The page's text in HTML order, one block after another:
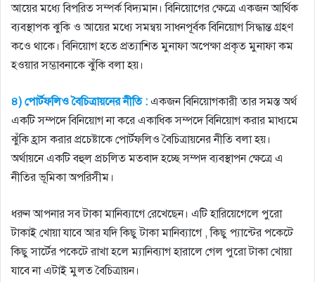
আয়ের মধ্যে বিপরিত সম্পর্ক বিদ্যমান। বিনিয়ােগের ক্ষেত্রে একজন আর্থিক
ব্যবস্থাপক ঝুকি ও আয়ের মধ্যে সমন্বয় সাধনপূর্বক বিনিয়ােগ সিদ্ধান্ত গ্রহণ
কওে থাকে। বিনিয়ােগ হতে প্রত্যাশিত মুনাফা অপেক্ষা প্রকৃত মুনাফা কম
হওয়ার সম্ভাবনাকে ঝুঁকি বলা হয়।
৪) পাের্টফলিও বৈচিত্রায়নের নীতি : একজন বিনিয়ােগকারী তার সমস্ত অর্থ
একটি সম্পদে বিনিয়ােগ না করে একাধিক সম্পদে বিনিয়ােগ করার মাধ্যমে
ঝুঁকি হ্রাস করার প্রচেষ্টাকে পাের্টফলিও বৈচিত্রায়নের নীতি বলা হয়।
অর্থায়নে একটি বহুল প্রচলিত মতবাদ হচ্ছে সম্পদ ব্যবস্থাপন ক্ষেত্রে এ
নীতির ভূমিকা অপরিসীম।
ধরুন আপনার সব টাকা মানিব্যাগে রেখেছেন। এটি হারিয়েগেলে পুরাে
টাকাই খােয়া যাবে আর যদি কিছু টাকা মানিব্যাগে , কিছু প্যান্টের পকেটে
কিছু সার্টের পকেটে রাখা হলে ম্যানিব্যাগ হারালে গেল পুরাে টাকা খোয়া
যাবে না এটাই মুলত বৈচিত্রায়ন।